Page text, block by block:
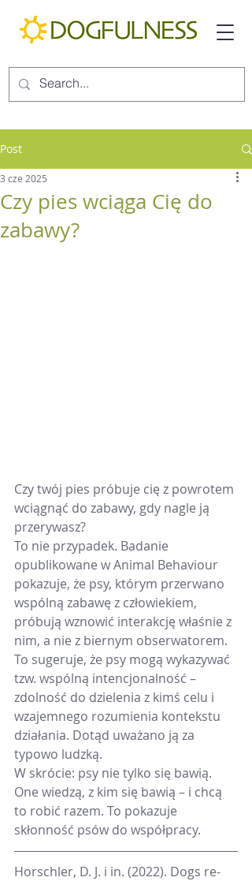
Post
Czy pies wciąga Cię do
zabawy?
3 cze 2025
Czy twój pies próbuje cię z powrotem
wciągnąć do zabawy, gdy nagle ją
przerywasz?
To nie przypadek. Badanie
opublikowane w Animal Behaviour
pokazuje, że psy, którym przerwano
wspólną zabawę z człowiekiem,
próbują wznowić interakcję właśnie z
nim, a nie z biernym obserwatorem.
To sugeruje, że psy mogą wykazywać
tzw. wspólną intencjonalność –
zdolność do dzielenia z kimś celu i
wzajemnego rozumienia kontekstu
działania. Dotąd uważano ją za
typowo ludzką.
W skrócie: psy nie tylko się bawią.
One wiedzą, z kim się bawią – i chcą
to robić razem. To pokazuje
skłonność psów do współpracy.
Horschler, D. J. i in. (2022). Dogs re-